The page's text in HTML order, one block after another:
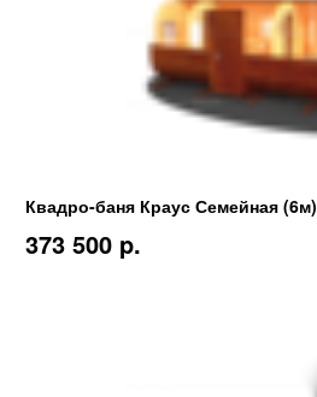
Квадро-баня Краус Семейная (6м)
373 500 p.